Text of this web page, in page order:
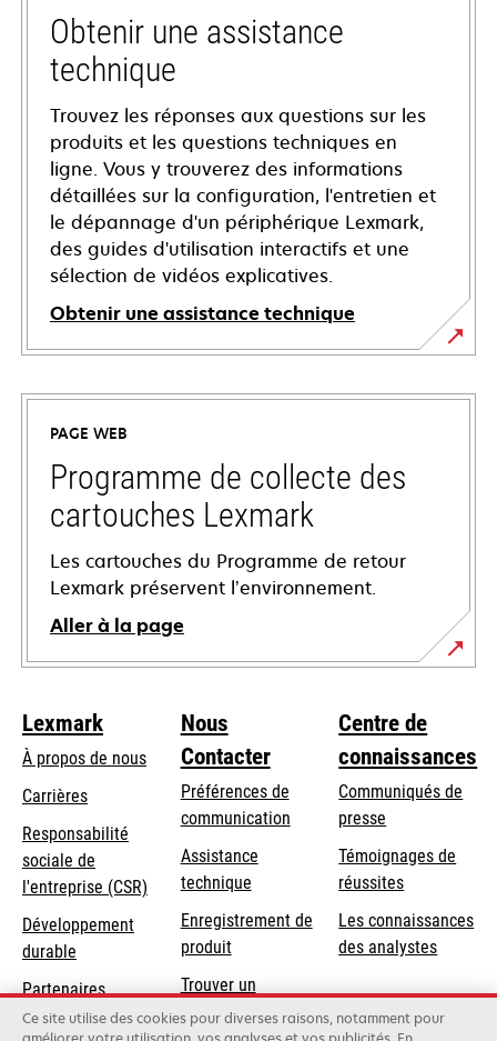
Obtenir une assistance
technique
Trouvez les réponses aux questions sur les
produits et les questions techniques en
ligne. Vous y trouverez des informations
détaillées sur la configuration, l'entretien et
le dépannage d'un périphérique Lexmark,
des guides d'utilisation interactifs et une
sélection de vidéos explicatives.
Obtenir une assistance technique
s’ouvre
dans
nouvel
onglet
PAGE WEB
Programme de collecte des
cartouches Lexmark
Les cartouches du Programme de retour
Lexmark préservent l’environnement.
Aller à la page
Lexmark
À propos de nous
Carrières
s’ouvre
dans
un
nouvel
onglet
Responsabilité
sociale de
l'entreprise (CSR) s’ouvre
onglet
Développement
durable
Partenaires
Lexmark
Nous
Contacter
Préférences de
communication
s’ouvre
dans
un
nouvel
onglet
Assistance
techniques’ouvre
un
onglet
Enregistrement de
produit
Trouver un
revendeur
Centre de
connaissances
Communiqués de
presse
Témoignages de
réussites
Les connaissances
des analystes
Ce site utilise des cookies pour diverses raisons, notamment pour